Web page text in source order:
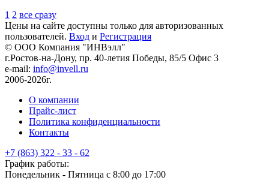
1 2 все сразу
Цены на сайте доступны только для авторизованных
пользователей. Вход и Регистрация
© ООО Компания "ИНВэлл"
г.Ростов-на-Дону, пр. 40-летия Победы, 85/5 Офис 3
e-mail: info@invell.ru
2006-2026г.
О компании
Прайс-лист
Политика конфиденциальности
Контакты
+7 (863) 322 - 33 - 62
График работы:
Понедельник - Пятница с 8:00 до 17:00